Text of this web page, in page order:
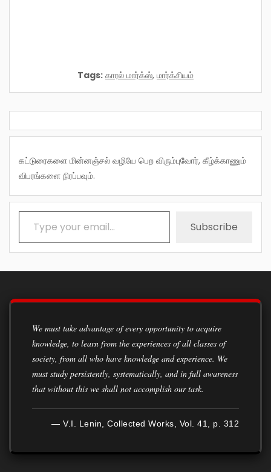
Tags: காரல் மார்க்ஸ், மார்க்சியம்
கட்டுரைகளை மின்னஞ்சல் வழியே பெற விரும்புவோர், கீழ்க்காணும்
விபரங்களை நிரப்பவும்.
Type your email…
Subscribe
We must take advantage of every opportunity to acquire
knowledge, to learn from the experiences of all classes of
society, from all who have knowledge and experience. We
must study persistently, systematically, and in full awareness
that without this we shall not accomplish our task.
— V.I. Lenin, Collected Works, Vol. 41, p. 312